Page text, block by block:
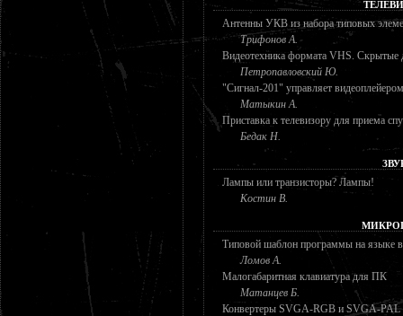
Антенны УКВ из набора типовых
Трифонов А.
Видеотехника формата VHS. Скрытые
Петропавловский Ю.
"Сигнал-201" управляет видеоплейером
Матыкин А.
Приставка к телевизору для приема
Бедак Н.
Лампы или транзисторы? Лампы!
Костин В.
Типовой шаблон программы на языке
Ломов А.
Малогабаритная клавиатура для ПК
Матанцев Б.
Конвертеры SVGA-RGB и SVGA-PAL